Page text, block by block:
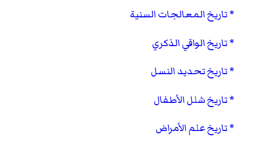
تاريخ المعالجات السنية
تاريخ الواقي الذكري
تاريخ تحديد النسل
تاريخ شلل الأطفال
تاريخ علم الأمراض